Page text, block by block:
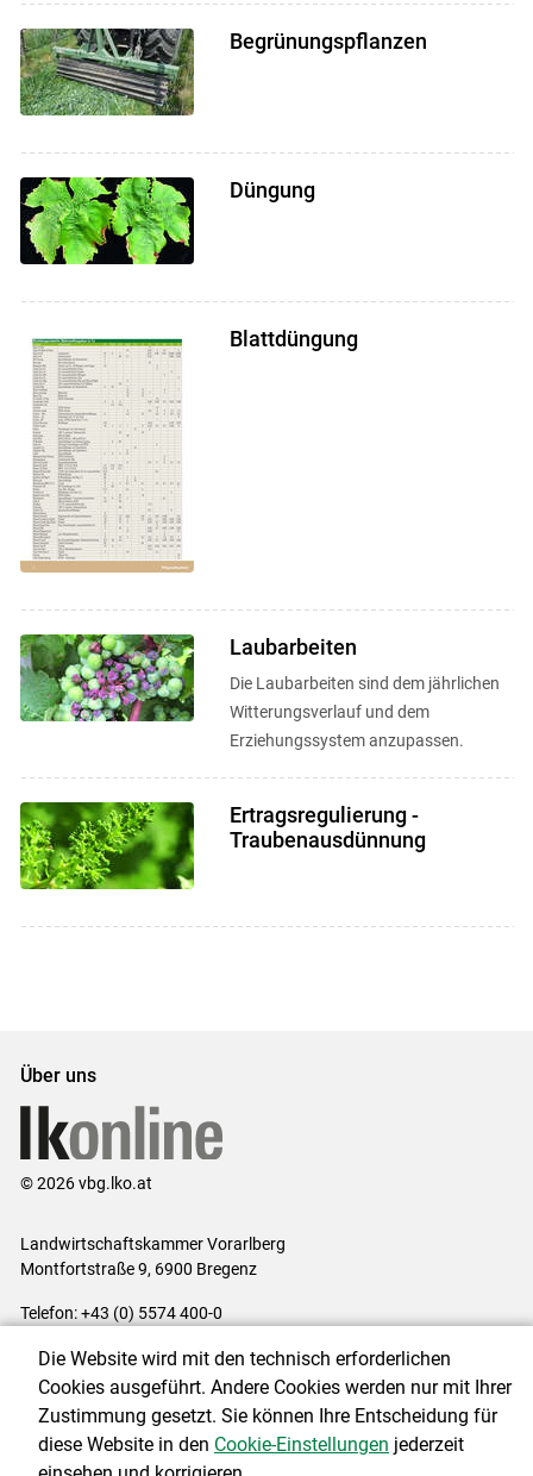
Begrünungspflanzen
Düngung
Blattdüngung
Laubarbeiten
Die Laubarbeiten sind dem jährlichen
Witterungsverlauf und dem
Erziehungssystem anzupassen.
Ertragsregulierung -
Traubenausdünnung
Über uns
© 2026 vbg.lko.at
Landwirtschaftskammer Vorarlberg
Montfortstraße 9, 6900 Bregenz
Telefon: +43 (0) 5574 400-0
Impressum|Kontakt|Datenschutzerklärung|Barrierefreiheit|
Cookie-Einstellungen
Die Website wird mit den technisch erforderlichen
Cookies ausgeführt. Andere Cookies werden nur mit Ihrer
Zustimmung gesetzt. Sie können Ihre Entscheidung für
diese Website in den Cookie-Einstellungen jederzeit